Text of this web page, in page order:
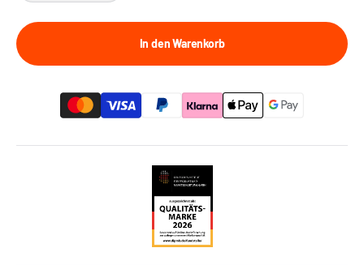
In den Warenkorb